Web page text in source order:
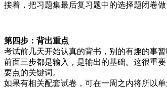
接着，把习题集最后复习题中的选择题闭卷
第四步：背出重点
考试前几天开始认真的背书，别的有趣的事
前面三步都是输入，是输出的基础。这很重
要点的关键词。
如果有相关配套试卷，可在一周之内将所以